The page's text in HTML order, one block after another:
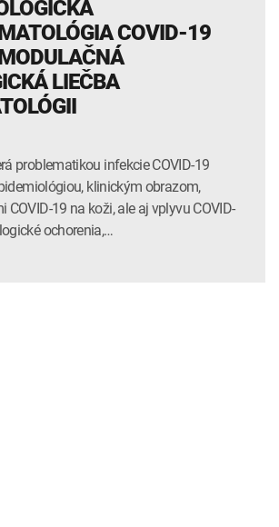
COVID-19
LIEČBA
problematikou infekcie COVID-19
klinickým obrazom,
COVID-19 na koži, ale aj vplyvu COVID-
ochorenia,…